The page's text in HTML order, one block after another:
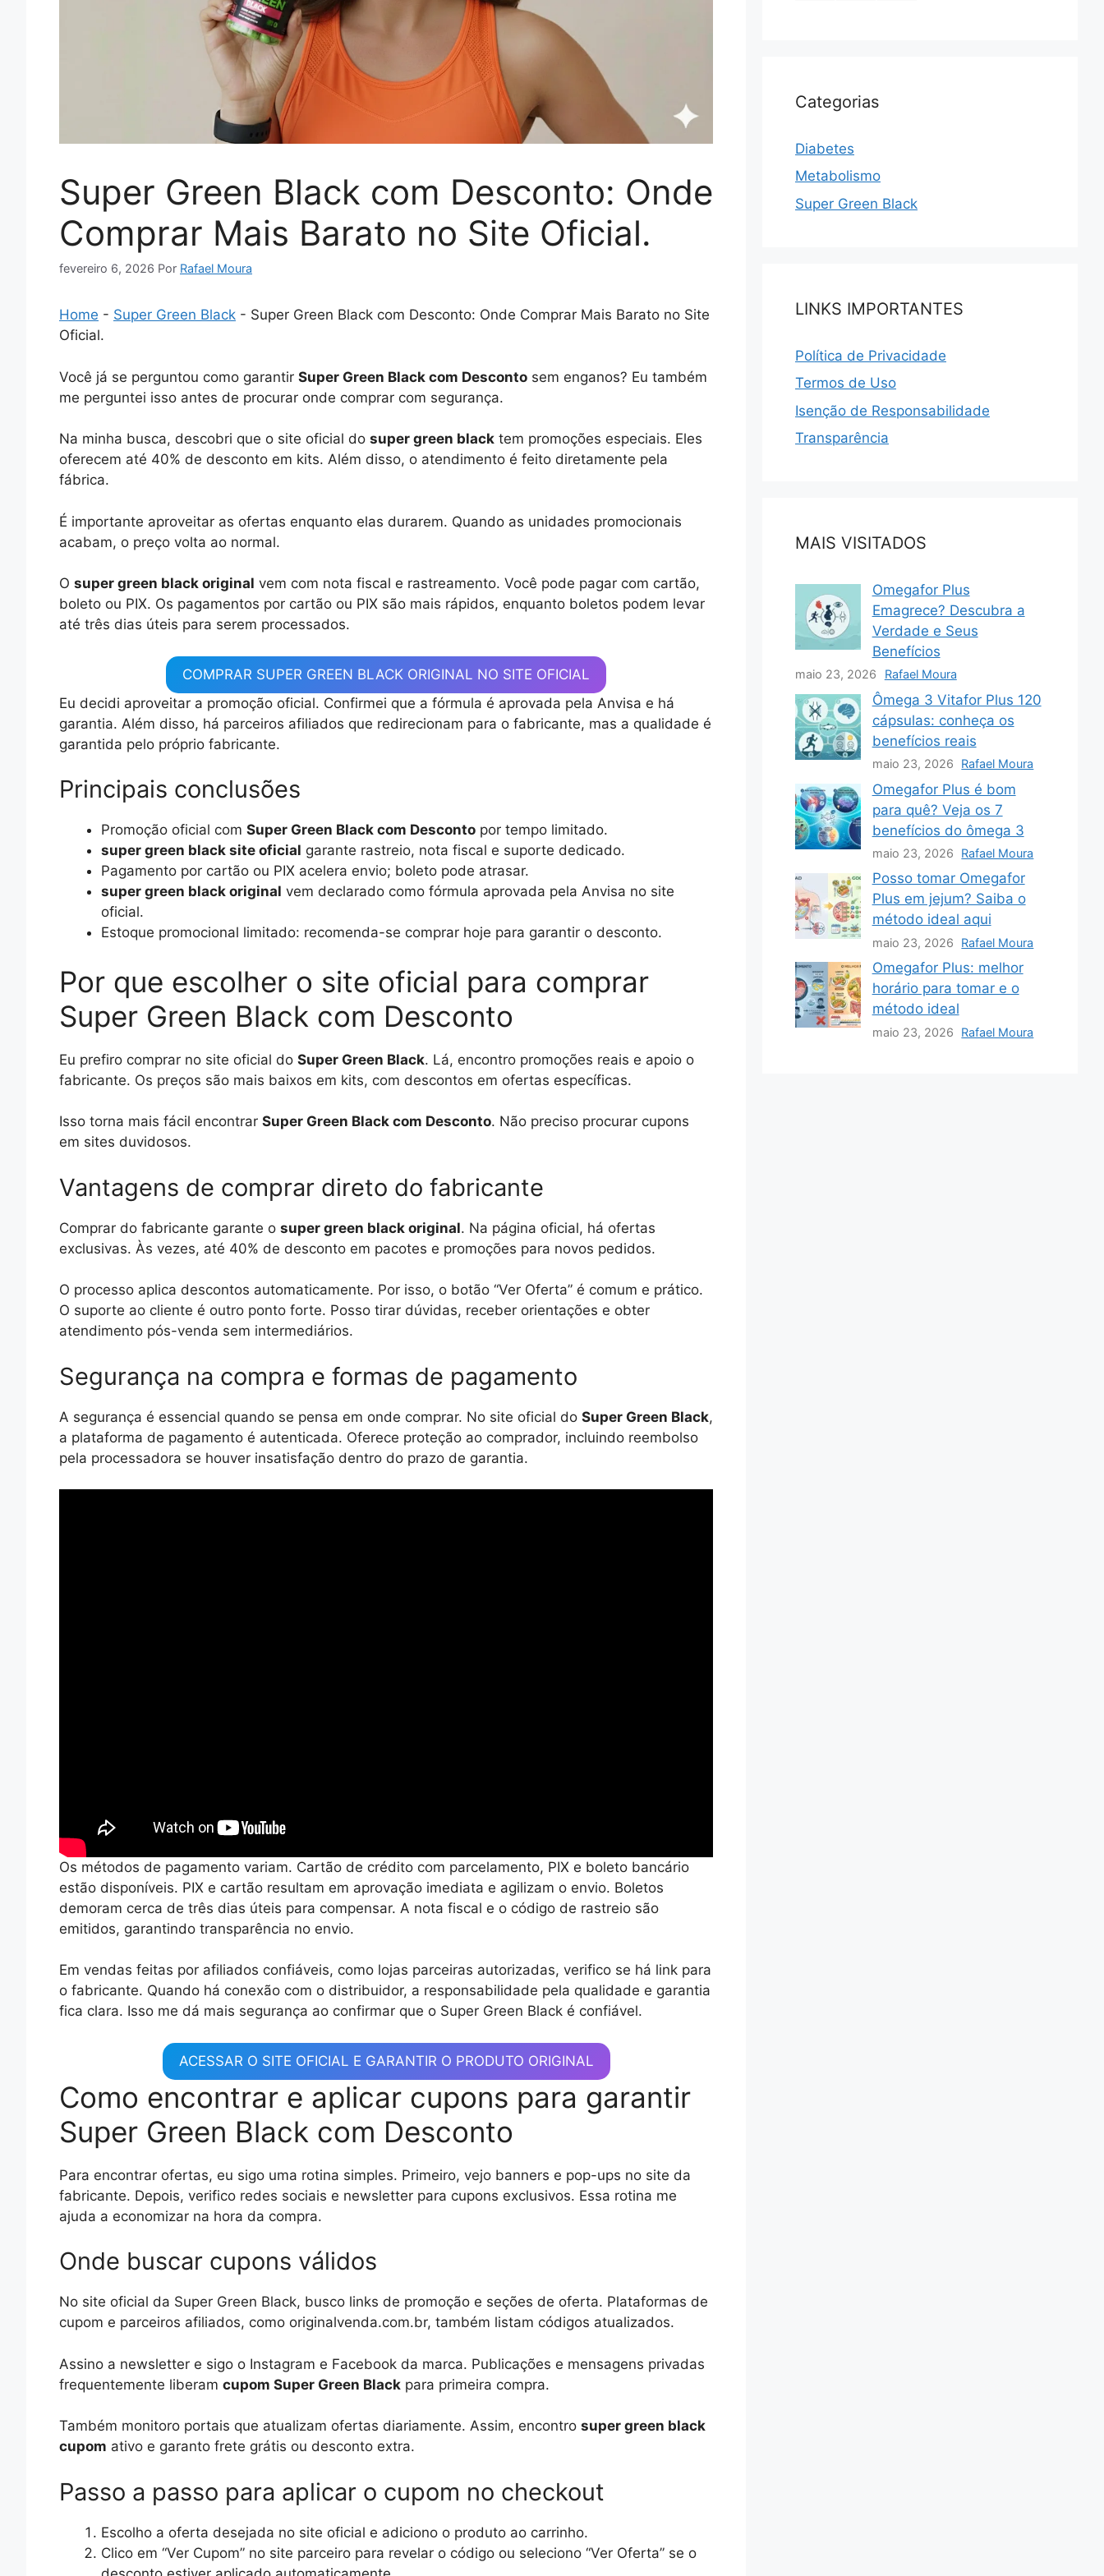
Super Green Black com Desconto: Onde
Comprar Mais Barato no Site Oficial.
fevereiro 6, 2026 Por Rafael Moura
Home - Super Green Black - Super Green Black com Desconto: Onde Comprar Mais Barato no Site
Oficial.
Você já se perguntou como garantir Super Green Black com Desconto sem enganos? Eu também
me perguntei isso antes de procurar onde comprar com segurança.
Na minha busca, descobri que o site oficial do super green black tem promoções especiais. Eles
oferecem até 40% de desconto em kits. Além disso, o atendimento é feito diretamente pela
fábrica.
É importante aproveitar as ofertas enquanto elas durarem. Quando as unidades promocionais
acabam, o preço volta ao normal.
O super green black original vem com nota fiscal e rastreamento. Você pode pagar com cartão,
boleto ou PIX. Os pagamentos por cartão ou PIX são mais rápidos, enquanto boletos podem levar
até três dias úteis para serem processados.
COMPRAR SUPER GREEN BLACK ORIGINAL NO SITE OFICIAL
Eu decidi aproveitar a promoção oficial. Confirmei que a fórmula é aprovada pela Anvisa e há
garantia. Além disso, há parceiros afiliados que redirecionam para o fabricante, mas a qualidade é
garantida pelo próprio fabricante.
Principais conclusões
Promoção oficial com Super Green Black com Desconto por tempo limitado.
super green black site oficial garante rastreio, nota fiscal e suporte dedicado.
Pagamento por cartão ou PIX acelera envio; boleto pode atrasar.
super green black original vem declarado como fórmula aprovada pela Anvisa no site
oficial.
Estoque promocional limitado: recomenda-se comprar hoje para garantir o desconto.
Por que escolher o site oficial para comprar
Super Green Black com Desconto
Eu prefiro comprar no site oficial do Super Green Black. Lá, encontro promoções reais e apoio o
fabricante. Os preços são mais baixos em kits, com descontos em ofertas específicas.
Isso torna mais fácil encontrar Super Green Black com Desconto. Não preciso procurar cupons
em sites duvidosos.
Vantagens de comprar direto do fabricante
Comprar do fabricante garante o super green black original. Na página oficial, há ofertas
exclusivas. Às vezes, até 40% de desconto em pacotes e promoções para novos pedidos.
O processo aplica descontos automaticamente. Por isso, o botão “Ver Oferta” é comum e prático.
O suporte ao cliente é outro ponto forte. Posso tirar dúvidas, receber orientações e obter
atendimento pós-venda sem intermediários.
Segurança na compra e formas de pagamento
A segurança é essencial quando se pensa em onde comprar. No site oficial do Super Green Black,
a plataforma de pagamento é autenticada. Oferece proteção ao comprador, incluindo reembolso
pela processadora se houver insatisfação dentro do prazo de garantia.
Os métodos de pagamento variam. Cartão de crédito com parcelamento, PIX e boleto bancário
estão disponíveis. PIX e cartão resultam em aprovação imediata e agilizam o envio. Boletos
demoram cerca de três dias úteis para compensar. A nota fiscal e o código de rastreio são
emitidos, garantindo transparência no envio.
Em vendas feitas por afiliados confiáveis, como lojas parceiras autorizadas, verifico se há link para
o fabricante. Quando há conexão com o distribuidor, a responsabilidade pela qualidade e garantia
fica clara. Isso me dá mais segurança ao confirmar que o Super Green Black é confiável.
ACESSAR O SITE OFICIAL E GARANTIR O PRODUTO ORIGINAL
Como encontrar e aplicar cupons para garantir
Super Green Black com Desconto
Para encontrar ofertas, eu sigo uma rotina simples. Primeiro, vejo banners e pop-ups no site da
fabricante. Depois, verifico redes sociais e newsletter para cupons exclusivos. Essa rotina me
ajuda a economizar na hora da compra.
Onde buscar cupons válidos
No site oficial da Super Green Black, busco links de promoção e seções de oferta. Plataformas de
cupom e parceiros afiliados, como originalvenda.com.br, também listam códigos atualizados.
Assino a newsletter e sigo o Instagram e Facebook da marca. Publicações e mensagens privadas
frequentemente liberam cupom Super Green Black para primeira compra.
Também monitoro portais que atualizam ofertas diariamente. Assim, encontro super green black
cupom ativo e garanto frete grátis ou desconto extra.
Passo a passo para aplicar o cupom no checkout
Escolho a oferta desejada no site oficial e adiciono o produto ao carrinho.
Clico em “Ver Cupom” no site parceiro para revelar o código ou seleciono “Ver Oferta” se o
Categorias
Diabetes
Metabolismo
Super Green Black
LINKS IMPORTANTES
Política de Privacidade
Termos de Uso
Isenção de Responsabilidade
Transparência
MAIS VISITADOS
Omegafor Plus
Emagrece? Descubra a
Verdade e Seus
Benefícios
maio 23, 2026 Rafael Moura
Ômega 3 Vitafor Plus 120
cápsulas: conheça os
benefícios reais
maio 23, 2026 Rafael Moura
Omegafor Plus é bom
para quê? Veja os 7
benefícios do ômega 3
maio 23, 2026 Rafael Moura
Posso tomar Omegafor
Plus em jejum? Saiba o
método ideal aqui
maio 23, 2026 Rafael Moura
Omegafor Plus: melhor
horário para tomar e o
método ideal
maio 23, 2026 Rafael Moura